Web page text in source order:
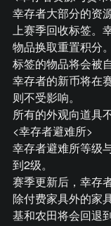
幸存者大部分的资
上赛季回收标签。
物品换取重置积分
标签的物品将会被
幸存者的新币将在
则不受影响。
所有的外观向道具
<幸存者避难所>
幸存者避难所等级
到2级。
赛季更新后，幸存
除付费家具外的家
基和农田将会回退